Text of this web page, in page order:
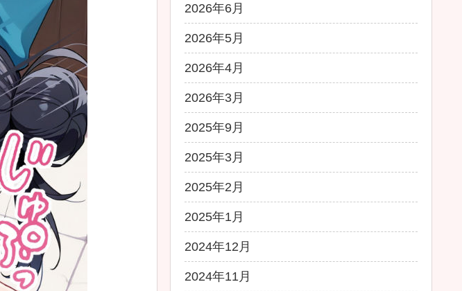
2026年6月
2026年5月
2026年4月
2026年3月
2025年9月
2025年3月
2025年2月
2025年1月
2024年12月
2024年11月